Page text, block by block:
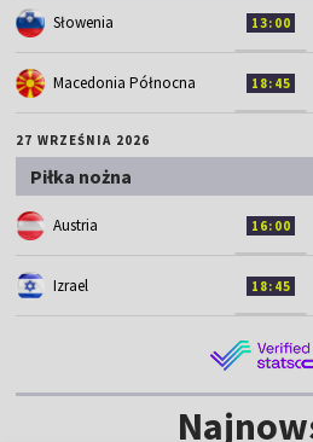
Słowenia 13:00
Macedonia Północna 18:45
27 WRZEŚNIA 2026
Piłka nożna
Austria 16:00
Izrael 18:45